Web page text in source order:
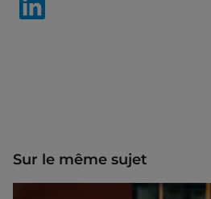
Sur le même sujet